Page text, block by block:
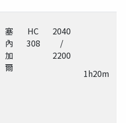
塞
內
加
爾
HC
308
2040
/
2200
1h20m